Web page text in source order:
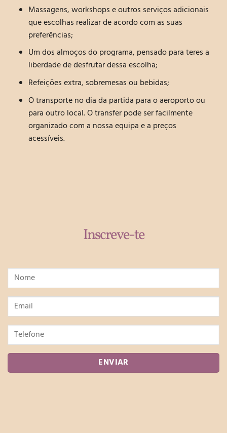
Massagens, workshops e outros serviços adicionais
que escolhas realizar de acordo com as suas
preferências;
Um dos almoços do programa, pensado para teres a
liberdade de desfrutar dessa escolha;
Refeições extra, sobremesas ou bebidas;
O transporte no dia da partida para o aeroporto ou
para outro local. O transfer pode ser facilmente
organizado com a nossa equipa e a preços
acessíveis.
Inscreve-te